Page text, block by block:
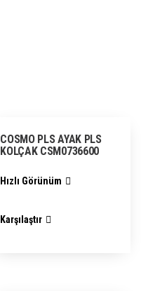
COSMO PLS AYAK PLS
KOLÇAK CSM0736600
Hızlı Görünüm
Karşılaştır